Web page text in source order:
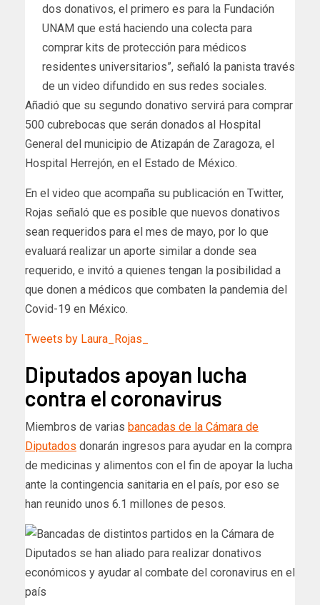
dos donativos, el primero es para la Fundación
UNAM que está haciendo una colecta para
comprar kits de protección para médicos
residentes universitarios”, señaló la panista través
de un video difundido en sus redes sociales.
Añadió que su segundo donativo servirá para comprar
500 cubrebocas que serán donados al Hospital
General del municipio de Atizapán de Zaragoza, el
Hospital Herrejón, en el Estado de México.
En el video que acompaña su publicación en Twitter,
Rojas señaló que es posible que nuevos donativos
sean requeridos para el mes de mayo, por lo que
evaluará realizar un aporte similar a donde sea
requerido, e invitó a quienes tengan la posibilidad a
que donen a médicos que combaten la pandemia del
Covid-19 en México.
Tweets by Laura_Rojas_
Diputados apoyan lucha
contra el coronavirus
Miembros de varias bancadas de la Cámara de
Diputados donarán ingresos para ayudar en la compra
de medicinas y alimentos con el fin de apoyar la lucha
ante la contingencia sanitaria en el país, por eso se
han reunido unos 6.1 millones de pesos.